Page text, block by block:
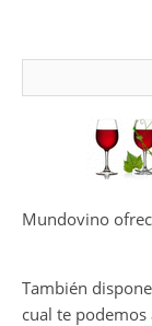
Mundovino
También
cual te